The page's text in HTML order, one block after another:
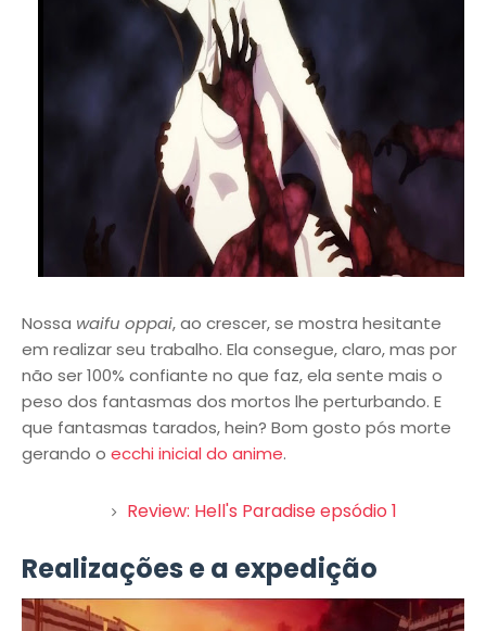
Nossa waifu oppai, ao crescer, se mostra hesitante
em realizar seu trabalho. Ela consegue, claro, mas por
não ser 100% confiante no que faz, ela sente mais o
peso dos fantasmas dos mortos lhe perturbando. E
que fantasmas tarados, hein? Bom gosto pós morte
gerando o ecchi inicial do anime.
Review: Hell's Paradise epsódio 1
Realizações e a expedição